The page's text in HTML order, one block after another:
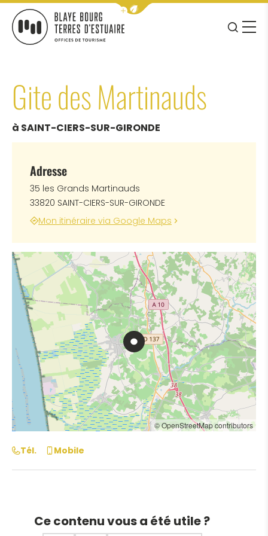
Afficher la barre de navigation
JE
MENU
Gite des Martinauds
à SAINT-CIERS-SUR-GIRONDE
Adresse
35 les Grands Martinauds
33820 SAINT-CIERS-SUR-GIRONDE
Mon itinéraire via Google Maps
© OpenStreetMap contributors
Tél. Mobile
Ce contenu vous a été utile ?